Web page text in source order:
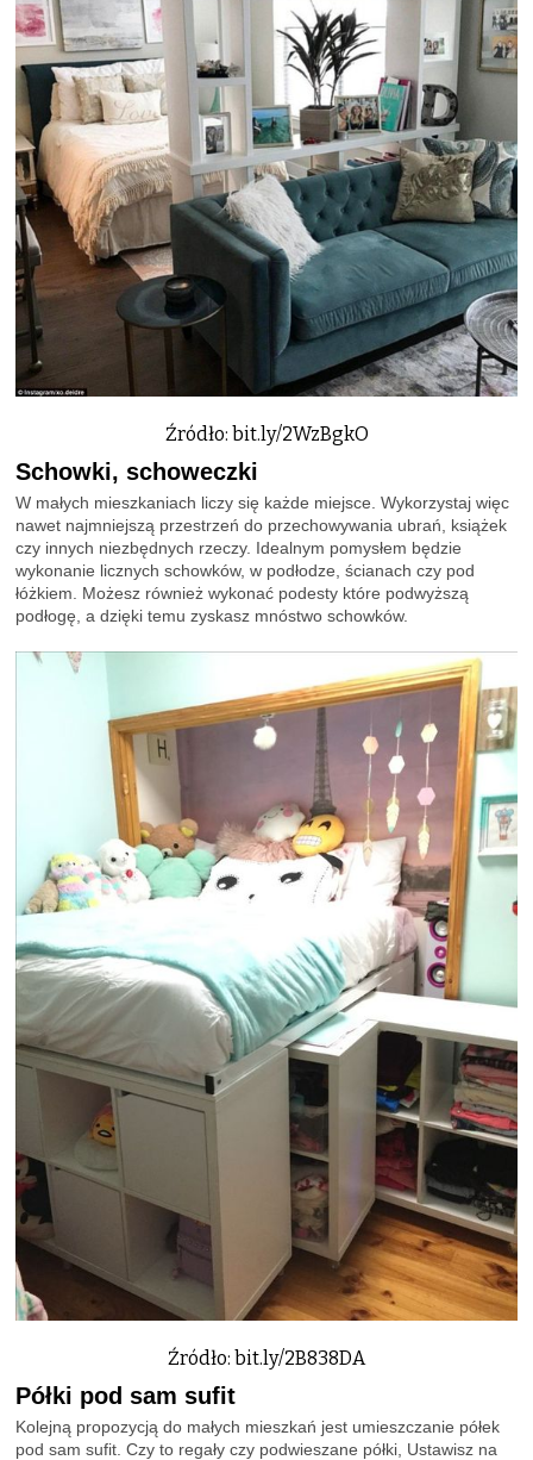
Źródło: bit.ly/2WzBgkO
Schowki, schoweczki
W małych mieszkaniach liczy się każde miejsce. Wykorzystaj więc
nawet najmniejszą przestrzeń do przechowywania ubrań, książek
czy innych niezbędnych rzeczy. Idealnym pomysłem będzie
wykonanie licznych schowków, w podłodze, ścianach czy pod
łóżkiem. Możesz również wykonać podesty które podwyższą
podłogę, a dzięki temu zyskasz mnóstwo schowków.
Źródło: bit.ly/2B838DA
Półki pod sam sufit
Kolejną propozycją do małych mieszkań jest umieszczanie półek
pod sam sufit. Czy to regały czy podwieszane półki, Ustawisz na